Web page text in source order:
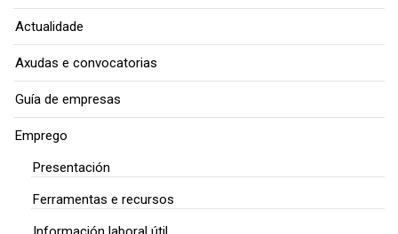
Actualidade
Axudas e convocatorias
Guía de empresas
Emprego
Presentación
Ferramentas e recursos